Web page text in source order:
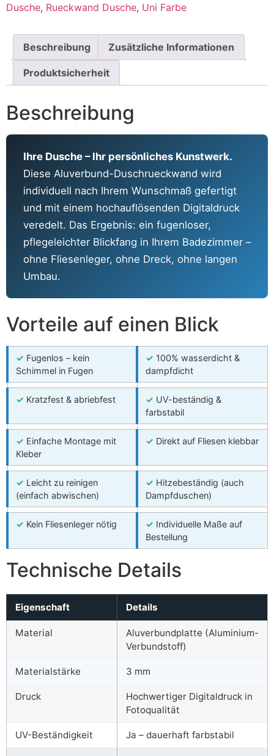
Dusche, Rueckwand Dusche, Uni Farbe
Beschreibung Zusätzliche Informationen
Produktsicherheit
Beschreibung
Ihre Dusche – Ihr persönliches Kunstwerk.
Diese Aluverbund-Duschrueckwand wird
individuell nach Ihrem Wunschmaß gefertigt
und mit einem hochauflösenden Digitaldruck
veredelt. Das Ergebnis: ein fugenloser,
pflegeleichter Blickfang in Ihrem Badezimmer –
ohne Fliesenleger, ohne Dreck, ohne langen
Umbau.
Vorteile auf einen Blick
✓ Fugenlos – kein
Schimmel in Fugen
✓ 100% wasserdicht &
dampfdicht
✓ Kratzfest & abriebfest ✓ UV-beständig &
farbstabil
✓ Einfache Montage mit
Kleber
✓ Direkt auf Fliesen klebbar
✓ Leicht zu reinigen
(einfach abwischen)
✓ Hitzebeständig (auch
Dampfduschen)
✓ Kein Fliesenleger nötig ✓ Individuelle Maße auf
Bestellung
Technische Details
Eigenschaft Details
Material
Aluverbundplatte (Aluminium-
Verbundstoff)
Materialstärke 3 mm
Druck
Hochwertiger Digitaldruck in
Fotoqualität
UV-Beständigkeit Ja – dauerhaft farbstabil